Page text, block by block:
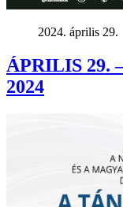
2024. április 29.
ÁPRILIS 29.
2024